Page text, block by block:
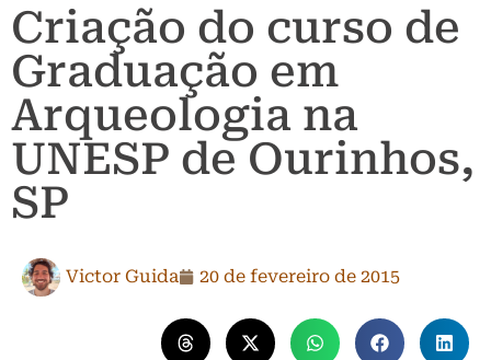
Criação do curso de
Graduação em
Arqueologia na
UNESP de Ourinhos,
SP
Victor Guida 20 de fevereiro de 2015